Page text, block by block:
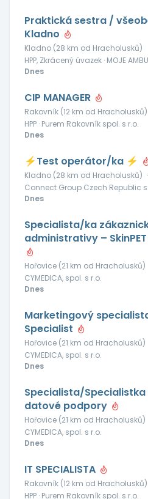
Praktická sestra /
Kladno
Kladno (28 km od Hracholusků)
HPP, Zkrácený úvazek · MOJE
Dnes
CIP MANAGER
Rakovník (12 km od Hracholusků)
HPP · Purem Rakovník spol. s r.o.
Dnes
⚡Test operátor/ka ⚡
Kladno (28 km od Hracholusků) ·
Connect Group Czech Republic
Dnes
Specialista/ka
administrativy –
Hořovice (21 km od Hracholusků)
CYMEDICA, spol. s r.o.
Dnes
Marketingový
Specialist
Hořovice (21 km od Hracholusků)
CYMEDICA, spol. s r.o.
Dnes
Specialista/
datové podpory
Hořovice (21 km od Hracholusků)
CYMEDICA, spol. s r.o.
Dnes
IT SPECIALISTA
Rakovník (12 km od Hracholusků)
HPP · Purem Rakovník spol. s r.o.